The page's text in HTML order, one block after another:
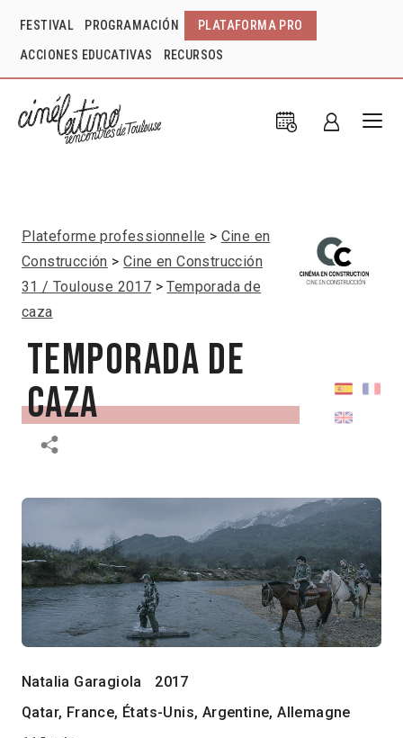
FESTIVAL PROGRAMACIÓN PLATAFORMA PRO
ACCIONES EDUCATIVAS RECURSOS
Plateforme professionnelle
Cine en
Construcción
Cine en Construcción
31 / Toulouse 2017
Temporada de
caza
Temporada de
caza
Natalia Garagiola
2017
Qatar, France, États-Unis, Argentine, Allemagne